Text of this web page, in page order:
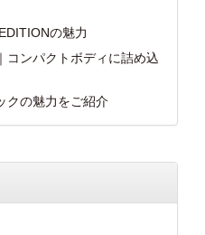
の魅力
コンパクトボディに詰め込
クの魅力をご紹介